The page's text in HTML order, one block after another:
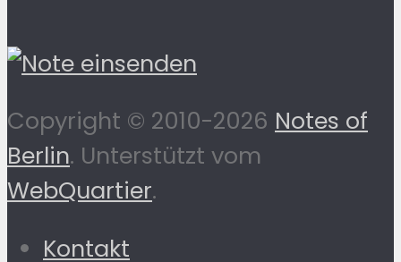
Copyright © 2010-2026 Notes of
Berlin. Unterstützt vom
WebQuartier.
Kontakt